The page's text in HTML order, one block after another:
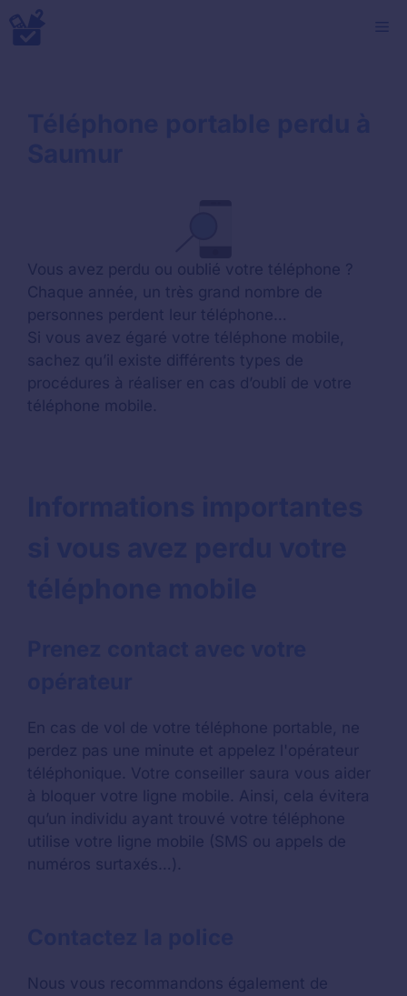
Aller
au
Vous avez perdu ou oublié votre téléphone ?
Chaque année, un très grand nombre de
personnes perdent leur téléphone…
Si vous avez égaré votre téléphone mobile,
sachez qu’il existe différents types de
procédures à réaliser en cas d’oubli de votre
téléphone mobile.
En cas de vol de votre téléphone portable, ne
perdez pas une minute et appelez l'opérateur
téléphonique. Votre conseiller saura vous aider
à bloquer votre ligne mobile. Ainsi, cela évitera
qu’un individu ayant trouvé votre téléphone
utilise votre ligne mobile (SMS ou appels de
numéros surtaxés…).
Nous vous recommandons également de